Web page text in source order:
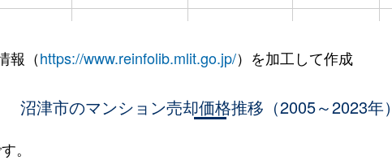
津 徒歩26分 60m² 築39年
沼津 徒歩4分 90m² 築17年
津
報（https://www.reinfolib.mlit.go.jp/）を加工して作成
沼津市のマンション売却価格推移（2005～2023年）
。